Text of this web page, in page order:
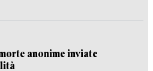
anonime inviate